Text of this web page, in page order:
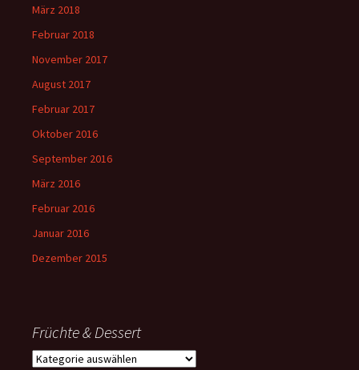
März 2018
Februar 2018
November 2017
August 2017
Februar 2017
Oktober 2016
September 2016
März 2016
Februar 2016
Januar 2016
Dezember 2015
Früchte & Dessert
Früchte